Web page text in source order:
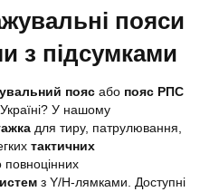
пояси
з підсумками
пояс або пояс РПС
Україні? У нашому
для тиру, патрулювання,
тактичних
повноцінних
з Y/H-лямками. Доступні